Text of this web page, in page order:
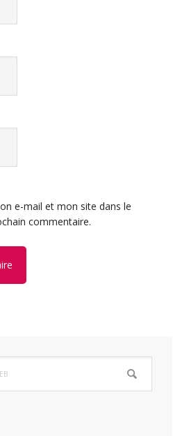
e-mail et mon site dans le
commentaire.